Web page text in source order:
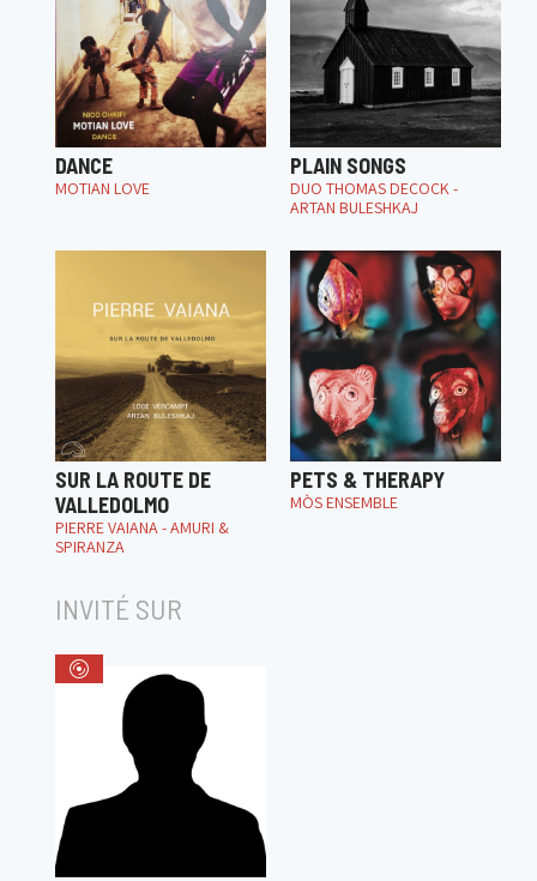
DANCE
MOTIAN LOVE
PLAIN SONGS
DUO THOMAS DECOCK -
ARTAN BULESHKAJ
SUR LA ROUTE DE
VALLEDOLMO
PIERRE VAIANA - AMURI &
SPIRANZA
PETS & THERAPY
MÒS ENSEMBLE
INVITÉ SUR